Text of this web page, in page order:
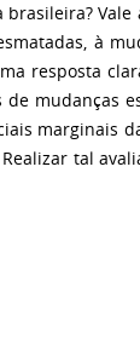
Vale
à
resposta
mudanças
marginais
tal